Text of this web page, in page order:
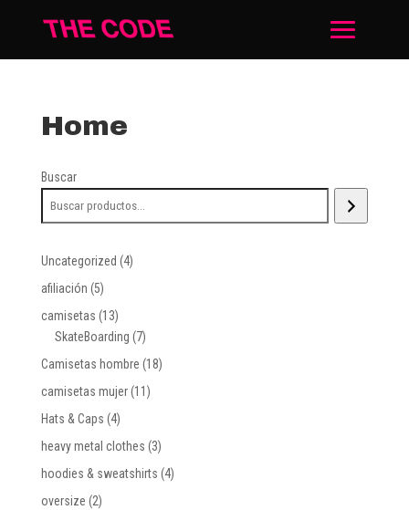
Home
Buscar
Uncategorized 44
afiliación 55
productos
camisetas 1313
productos
SkateBoarding 77
productos
Camisetas hombre 1818
camisetas mujer 1111
Hats & Caps 44
productos
heavy metal clothes 33
productos
hoodies & sweatshirts 44
oversize 22